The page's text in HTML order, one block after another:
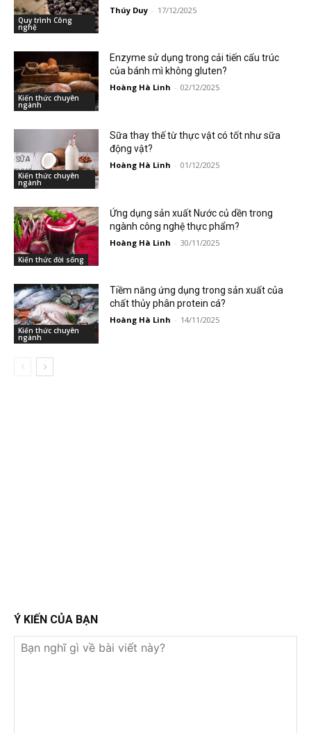
Quy trình Công
nghệ
Thúy Duy - 17/12/2025
Kiến thức chuyên
ngành
Enzyme sử dụng trong cải tiến cấu trúc
của bánh mì không gluten?
Hoàng Hà Linh - 02/12/2025
Kiến thức chuyên
ngành
Sữa thay thế từ thực vật có tốt như sữa
động vật?
Hoàng Hà Linh - 01/12/2025
Kiến thức đời sống
Ứng dụng sản xuất Nước củ dền trong
ngành công nghệ thực phẩm?
Hoàng Hà Linh - 30/11/2025
Kiến thức chuyên
ngành
Tiềm năng ứng dụng trong sản xuất của
chất thủy phân protein cá?
Hoàng Hà Linh - 14/11/2025
Ý KIẾN CỦA BẠN